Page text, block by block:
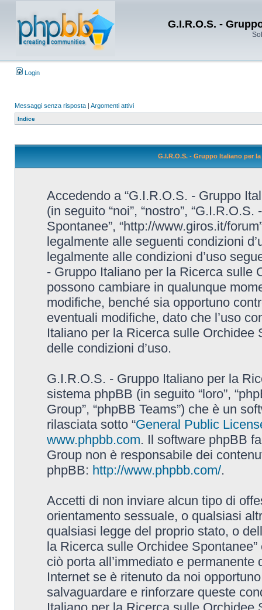
G.I.R.O.S. -
Login
Messaggi senza risposta | Argomenti attivi
Indice
G.I.R.O.S. - Gruppo Italiano per
Accedendo a “G.I.R.O.S. - Gruppo
(in seguito “noi”, “nostro”,
Spontanee”, “http://www.giros.it/
legalmente alle seguenti condizioni
legalmente alle condizioni d’uso
- Gruppo Italiano per la Ricerca sulle
possono cambiare in qualunque
modifiche, benché sia opportuno
eventuali modifiche, dato che l’uso
Italiano per la Ricerca sulle Orchidee
delle condizioni d’uso.
G.I.R.O.S. - Gruppo Italiano per la
sistema phpBB (in seguito “loro”,
Group”, “phpBB Teams”) che è un
rilasciata sotto “General Public
www.phpbb.com. Il software phpBB
Group non è responsabile dei
phpBB: http://www.phpbb.com/.
Accetti di non inviare alcun tipo di
orientamento sessuale, o qualsiasi
qualsiasi legge del proprio stato, o
la Ricerca sulle Orchidee
ciò porta all’immediato e
Internet se è ritenuto da noi
salvaguardare e rinforzare queste